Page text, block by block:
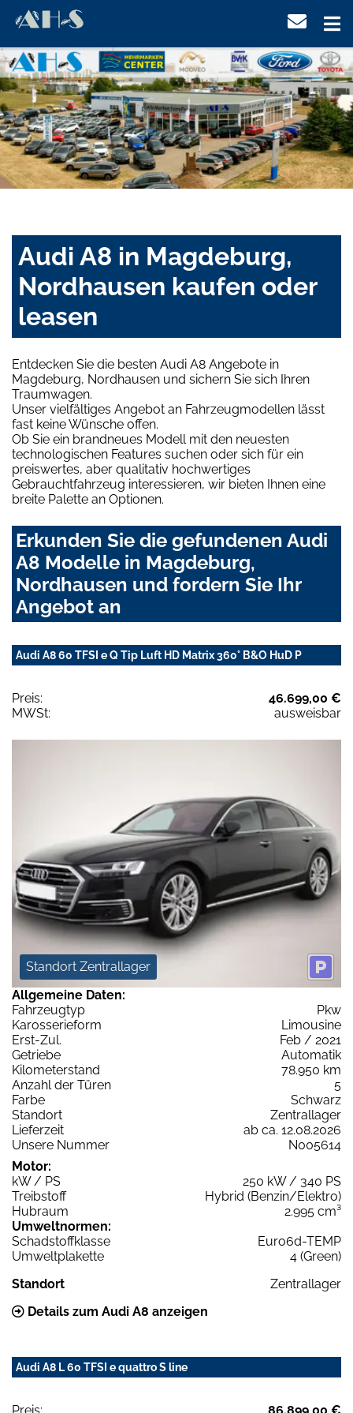
Audi A8 in Magdeburg,
Nordhausen kaufen oder
leasen
Entdecken Sie die besten Audi A8 Angebote in
Magdeburg, Nordhausen und sichern Sie sich Ihren
Traumwagen.
Unser vielfältiges Angebot an Fahrzeugmodellen lässt
fast keine Wünsche offen.
Ob Sie ein brandneues Modell mit den neuesten
technologischen Features suchen oder sich für ein
preiswertes, aber qualitativ hochwertiges
Gebrauchtfahrzeug interessieren, wir bieten Ihnen eine
breite Palette an Optionen.
Erkunden Sie die gefundenen Audi
A8 Modelle in Magdeburg,
Nordhausen und fordern Sie Ihr
Angebot an
Audi A8 60 TFSI e Q Tip Luft HD Matrix 360° B&O HuD P
Preis:
46.699,00 €
MWSt:
ausweisbar
Standort Zentrallager
Allgemeine Daten:
Fahrzeugtyp
Pkw
Karosserieform
Limousine
Erst-Zul.
Feb / 2021
Getriebe
Automatik
Kilometerstand
78.950 km
Anzahl der Türen
5
Farbe
Schwarz
Standort
Zentrallager
Lieferzeit
ab ca. 12.08.2026
Unsere Nummer
N005614
Motor:
kW / PS
250 kW / 340 PS
Treibstoff
Hybrid (Benzin/Elektro)
Hubraum
2.995 cm³
Umweltnormen:
Schadstoffklasse
Euro6d-TEMP
Umweltplakette
4 (Green)
Standort
Zentrallager
Details zum Audi A8 anzeigen
Audi A8 L 60 TFSI e quattro S line
Preis:
86.899,00 €